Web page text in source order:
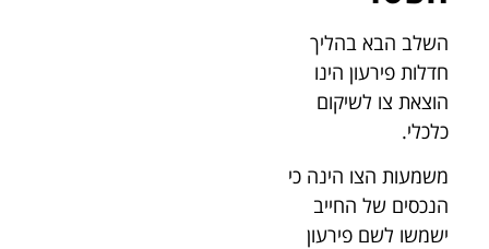
השלב הבא בהליך
חדלות פירעון הינו
הוצאת צו לשיקום
כלכלי.
משמעות הצו הינה כי
הנכסים של החייב
ישמשו לשם פירעון